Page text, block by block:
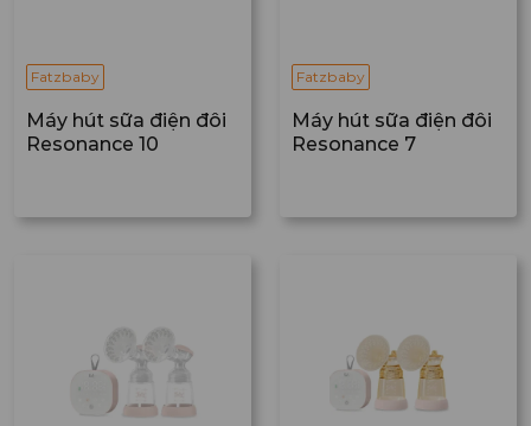
Fatzbaby
Máy hút sữa điện đôi
Resonance 10
Fatzbaby
Máy hút sữa điện đôi
Resonance 7